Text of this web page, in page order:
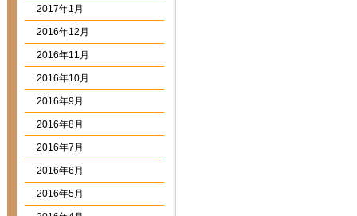
2017年1月
2016年12月
2016年11月
2016年10月
2016年9月
2016年8月
2016年7月
2016年6月
2016年5月